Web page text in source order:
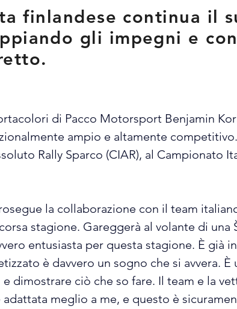
finlandese continua il
gli impegni e
di Pacco Motorsport Benjamin
ampio e altamente
Rally Sparco (CIAR), al Campionato
la collaborazione con il team
stagione. Gareggerà al volante di una
entusiasta per questa stagione. È già
è davvero un sogno che si avvera.
dimostrare ciò che so fare. Il team e la
adattata meglio a me, e questo è